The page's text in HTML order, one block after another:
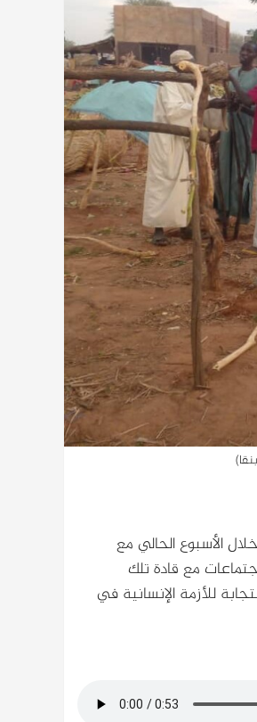
الأسبوع الحالي مع
مع قادة تلك
للأزمة الإنسانية في